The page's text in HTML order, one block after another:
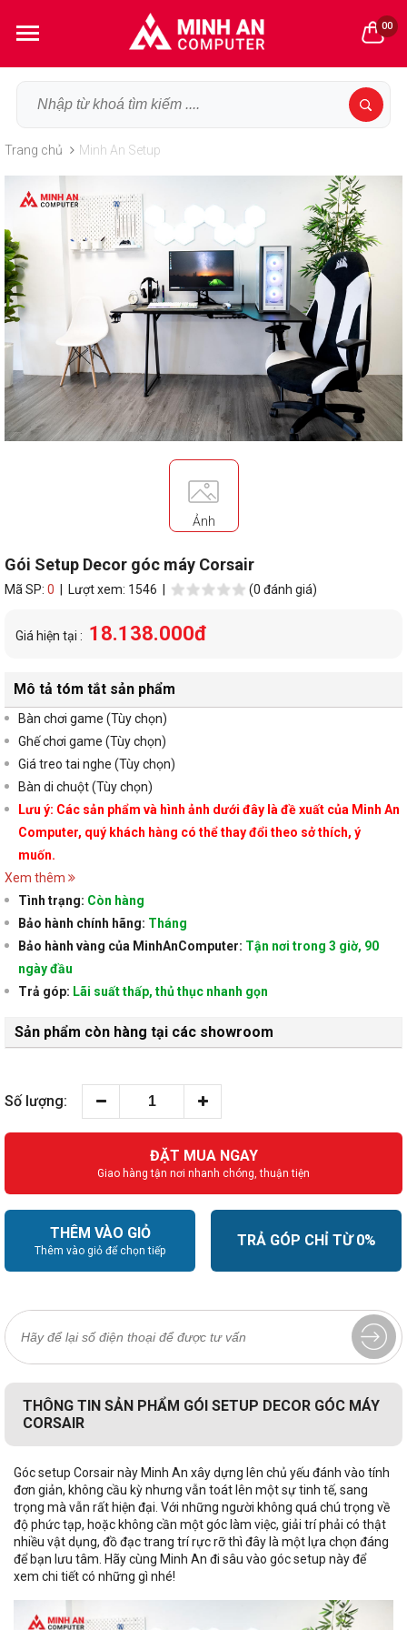
00
Trang chủ Minh An Setup
Ảnh
Gói Setup Decor góc máy Corsair
Mã SP: 0 | Lượt xem: 1546 | (0 đánh giá)
Giá hiện tại : 18.138.000đ
Mô tả tóm tắt sản phẩm
Bàn chơi game (Tùy chọn)
Ghế chơi game (Tùy chọn)
Giá treo tai nghe (Tùy chọn)
Bàn di chuột (Tùy chọn)
Lưu ý: Các sản phẩm và hình ảnh dưới đây là đề xuất của Minh An
Computer, quý khách hàng có thể thay đổi theo sở thích, ý
muốn.
Xem thêm
Tình trạng: Còn hàng
Bảo hành chính hãng: Tháng
Bảo hành vàng của MinhAnComputer: Tận nơi trong 3 giờ, 90
ngày đầu
Trả góp: Lãi suất thấp, thủ thục nhanh gọn
Sản phẩm còn hàng tại các showroom
Số lượng:
ĐẶT MUA NGAY
Giao hàng tận nơi nhanh chóng, thuận tiện
THÊM VÀO GIỎ
Thêm vào giỏ để chọn tiếp
TRẢ GÓP CHỈ TỪ 0%
THÔNG TIN SẢN PHẨM GÓI SETUP DECOR GÓC MÁY
CORSAIR
Góc setup Corsair này Minh An xây dựng lên chủ yếu đánh vào tính
đơn giản, không cầu kỳ nhưng vẫn toát lên một sự tinh tế, sang
trọng mà vẫn rất hiện đại. Với những người không quá chú trọng về
độ phức tạp, hoặc không cần một góc làm việc, giải trí phải có thật
nhiều vật dụng, đồ đạc trang trí rực rỡ thì đây là một lựa chọn đáng
để bạn lưu tâm. Hãy cùng Minh An đi sâu vào góc setup này để
xem chi tiết có những gì nhé!